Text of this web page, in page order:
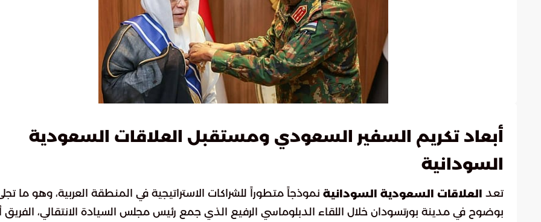
أبعاد تكريم السفير السعودي ومستقبل العلاقات السعودية
السودانية
تعد العلاقات السعودية السودانية نموذجاً متطوراً للشراكات الاستراتيجية في المنطقة العربية، وهو ما
بوضوح في مدينة بورتسودان خلال اللقاء الدبلوماسي الرفيع الذي جمع رئيس مجلس السيادة الانتقالي، الفريق